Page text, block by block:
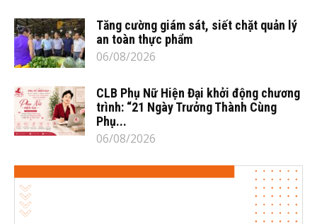
Tăng cường giám sát, siết chặt quản lý
an toàn thực phẩm
06/08/2026
CLB Phụ Nữ Hiện Đại khởi động chương
trình: “21 Ngày Trưởng Thành Cùng
Phụ...
06/08/2026